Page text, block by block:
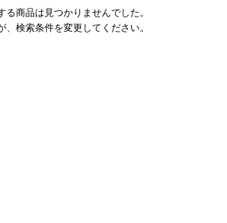
る商品は見つかりませんでした。
、検索条件を変更してください。